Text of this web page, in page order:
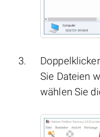
Sie Dateien
wählen Sie